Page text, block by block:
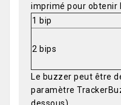
imprimé pour obtenir
1 bip
2 bips
Le buzzer peut être
paramètre